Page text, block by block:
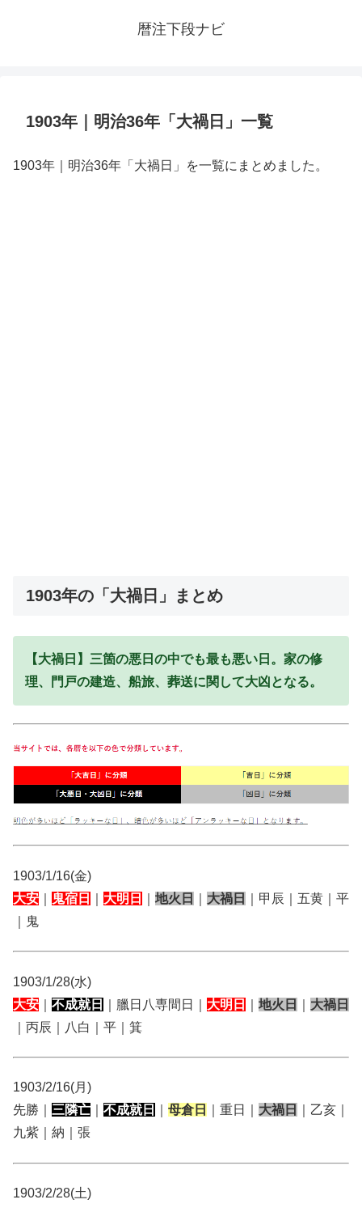
暦注下段ナビ
1903年｜明治36年「大禍日」一覧
1903年｜明治36年「大禍日」を一覧にまとめました。
1903年の「大禍日」まとめ
【大禍日】三箇の悪日の中でも最も悪い日。家の修
理、門戸の建造、船旅、葬送に関して大凶となる。
1903/1/16(金)
大安
鬼宿日 大明日 地火日 大禍日
｜甲辰｜五黄｜平
｜鬼
1903/1/28(水)
大安
不成就日 ｜臘日八専間日｜ 大明日 地火日
大禍日
｜丙辰｜八白｜平｜箕
1903/2/16(月)
先勝｜ 三隣亡 不成就日 母倉日 ｜重日｜ 大禍日
｜乙亥｜
九紫｜納｜張
1903/2/28(土)